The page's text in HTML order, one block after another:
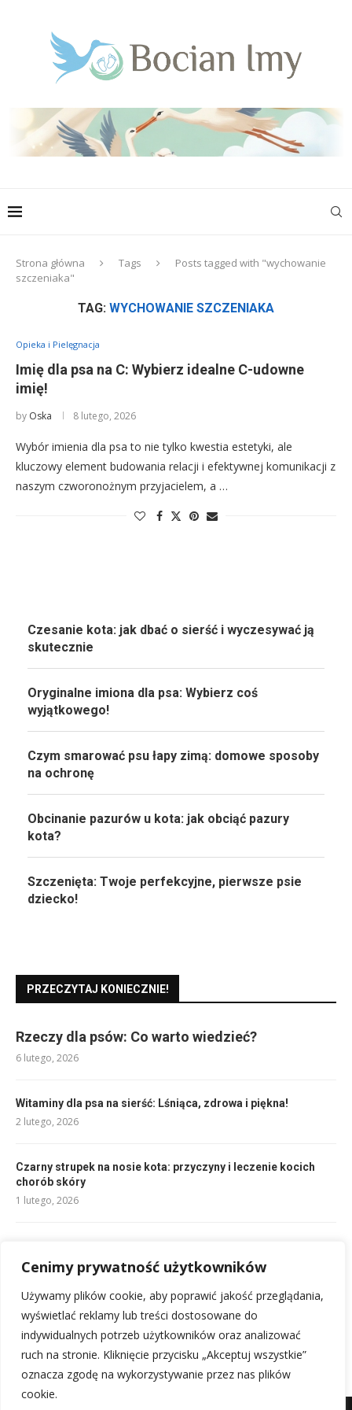
Cenimy prywatność użytkowników
Używamy plików cookie, aby poprawić jakość przeglądania,
wyświetlać reklamy lub treści dostosowane do
indywidualnych potrzeb użytkowników oraz analizować
ruch na stronie. Kliknięcie przycisku „Akceptuj wszystkie”
oznacza zgodę na wykorzystywanie przez nas plików
cookie.
Strona główna Tags
Posts tagged with "wychowanie
szczeniaka"
TAG: WYCHOWANIE SZCZENIAKA
Opieka i Pielęgnacja
Imię dla psa na C: Wybierz idealne C-udowne
imię!
by Oska 8 lutego, 2026
Wybór imienia dla psa to nie tylko kwestia estetyki, ale
kluczowy element budowania relacji i efektywnej komunikacji z
naszym czworonożnym przyjacielem, a …
Czesanie kota: jak dbać o sierść i wyczesywać ją
skutecznie
Oryginalne imiona dla psa: Wybierz coś
wyjątkowego!
Czym smarować psu łapy zimą: domowe sposoby
na ochronę
Obcinanie pazurów u kota: jak obciąć pazury
kota?
Szczenięta: Twoje perfekcyjne, pierwsze psie
dziecko!
PRZECZYTAJ KONIECZNIE!
Rzeczy dla psów: Co warto wiedzieć?
6 lutego, 2026
Witaminy dla psa na sierść: Lśniąca, zdrowa i piękna!
2 lutego, 2026
Czarny strupek na nosie kota: przyczyny i leczenie kocich
chorób skóry
1 lutego, 2026
1 lutego, 2026
Czy należy kąpać kota? Kiedy mycie kota jest konieczne?
7 lutego, 2026